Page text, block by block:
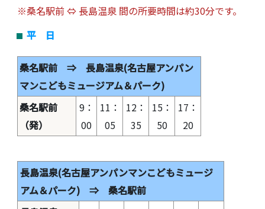
※桑名駅前 ⇔ 長島温泉 間の所要時間は約30分です。
平 日
桑名駅前 ⇒ 長島温泉(名古屋アンパン
マンこどもミュージアム＆パーク)
桑名駅前
（発）
9：
00
11：
05
12：
35
15：
50
17：
20
長島温泉(名古屋アンパンマンこどもミュージ
アム＆パーク) ⇒ 桑名駅前